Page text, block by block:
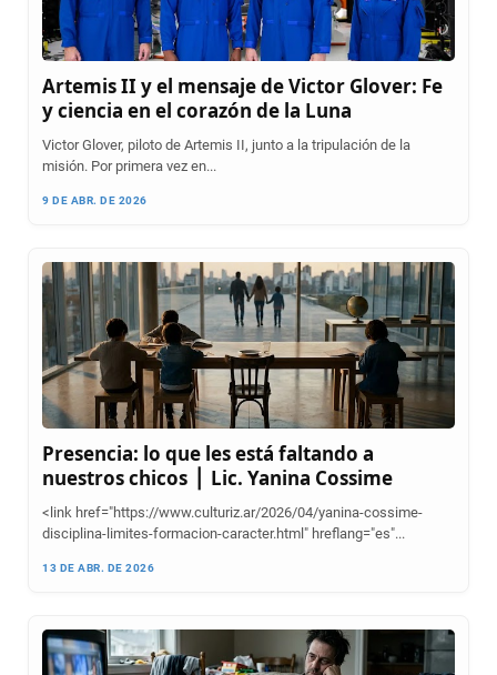
Artemis II y el mensaje de Victor Glover: Fe
y ciencia en el corazón de la Luna
Victor Glover, piloto de Artemis II, junto a la tripulación de la
misión. Por primera vez en...
9 DE ABR. DE 2026
Presencia: lo que les está faltando a
nuestros chicos ⎪ Lic. Yanina Cossime
<link href="https://www.culturiz.ar/2026/04/yanina-cossime-
disciplina-limites-formacion-caracter.html" hreflang="es"...
13 DE ABR. DE 2026